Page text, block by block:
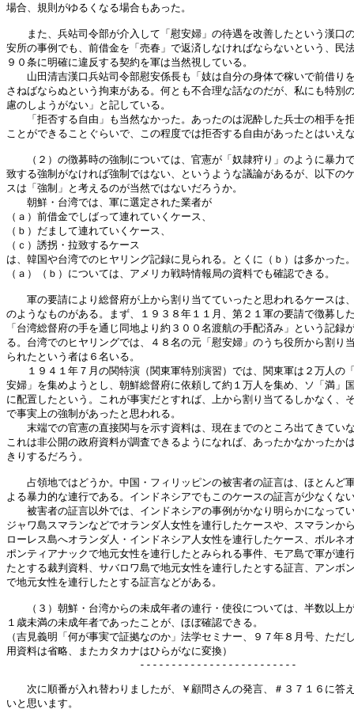
場合、規則がゆるくなる場合もあった。
また、兵站司令部が介入して「慰安婦」の待遇を改善したという漢口
安所の事例でも、前借金を「売春」で返済しなければならないという、民
９０条に明確に違反する契約を軍は当然視している。
山田清吉漢口兵站司令部慰安係長も「妓は自分の身体で稼いで前借り
さねばならぬという拘束がある。何とも不合理な話なのだが、私にも特別
慮のしようがない」と記している。
「拒否する自由」も当然なかった。あったのは泥酔した兵士の相手を
ことができることぐらいで、この程度では拒否する自由があったとはいえ
（２）の徴募時の強制については、官憲が「奴隷狩り」のように暴力
致する強制がなければ強制ではない、というような議論があるが、以下の
スは「強制」と考えるのが当然ではないだろうか。
朝鮮・台湾では、軍に選定された業者が
（ａ）前借金でしばって連れていくケース、
（ｂ）だまして連れていくケース、
（ｃ）誘拐・拉致するケース
は、韓国や台湾でのヒヤリング記録に見られる。とくに（ｂ）は多かった
（ａ）（ｂ）については、アメリカ戦時情報局の資料でも確認できる。
軍の要請により総督府が上から割り当てていったと思われるケースは
のようなものがある。まず、１９３８年１１月、第２１軍の要請で徴募し
「台湾総督府の手を通じ同地より約３００名渡航の手配済み」という記録
る。台湾でのヒヤリングでは、４８名の元「慰安婦」のうち役所から割り
られたという者は６名いる。
１９４１年７月の関特演（関東軍特別演習）では、関東軍は２万人の
安婦」を集めようとし、朝鮮総督府に依頼して約１万人を集め、ソ「満」
に配置したという。これが事実だとすれば、上から割り当てるしかなく、
で事実上の強制があったと思われる。
末端での官憲の直接関与を示す資料は、現在までのところ出てきてい
これは非公開の政府資料が調査できるようになれば、あったかなかったか
きりするだろう。
占領地ではどうか。中国・フィリッピンの被害者の証言は、ほとんど
よる暴力的な連行である。インドネシアでもこのケースの証言が少なくな
被害者の証言以外では、インドネシアの事例がかなり明らかになって
ジャワ島スマランなどでオランダ人女性を連行したケースや、スマランか
ローレス島へオランダ人・インドネシア人女性を連行したケース、ボルネ
ポンティアナックで地元女性を連行したとみられる事件、モア島で軍が連
たとする裁判資料、サバロワ島で地元女性を連行したとする証言、アンボ
で地元女性を連行したとする証言などがある。
（３）朝鮮・台湾からの未成年者の連行・使役については、半数以上
１歳未満の未成年者であったことが、ほぼ確認できる。
（吉見義明「何が事実で証拠なのか」法学セミナー、９７年８月号、ただ
用資料は省略、またカタカナはひらがなに変換）
                     -------------------------
次に順番が入れ替わりましたが、￥顧問さんの発言、＃３７１６に答
いと思います。